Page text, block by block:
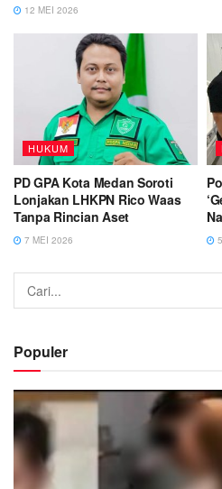
12 MEI 2026
HUKUM
PD GPA Kota Medan Soroti
Lonjakan LHKPN Rico Waas
Tanpa Rincian Aset
7 MEI 2026
Populer